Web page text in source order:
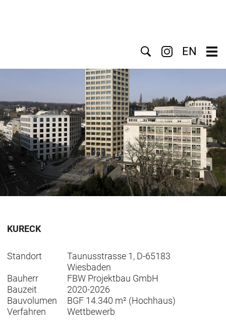
Suche EN
KURECK
Standort
Taunusstrasse 1, D-65183
Wiesbaden
Bauherr
FBW Projektbau GmbH
Bauzeit
2020-2026
Bauvolumen
BGF 14.340 m² (Hochhaus)
Verfahren
Wettbewerb